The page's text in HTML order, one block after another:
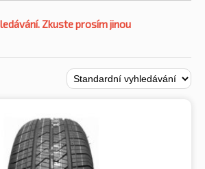
Zkuste prosím jinou